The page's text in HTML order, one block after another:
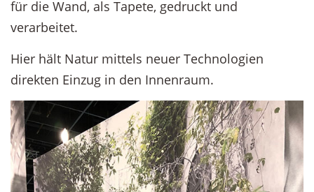
für die Wand, als Tapete, gedruckt und
verarbeitet.
Hier hält Natur mittels neuer Technologien
direkten Einzug in den Innenraum.